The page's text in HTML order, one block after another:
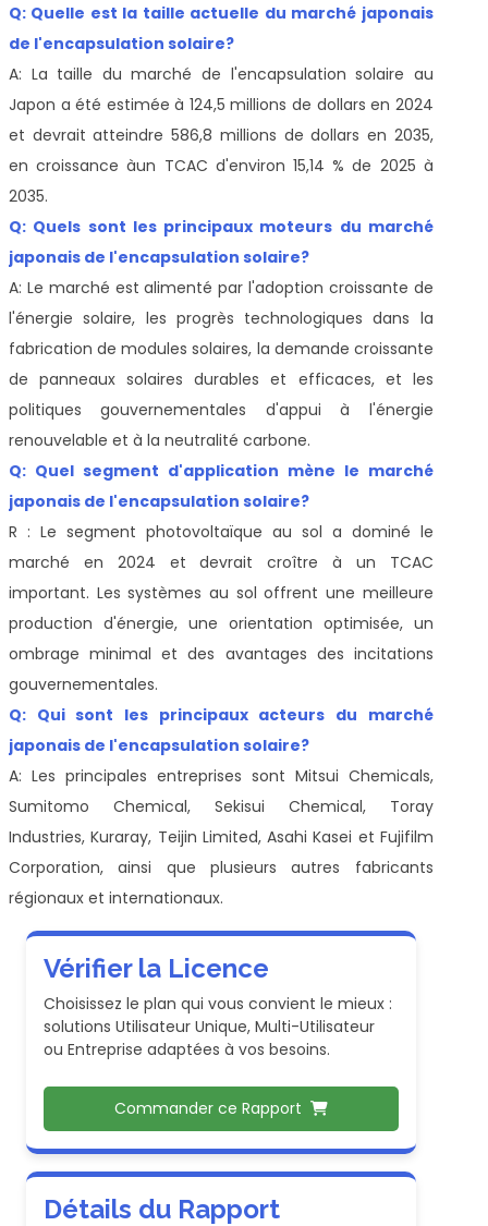
Q: Quelle est la taille actuelle du marché japonais
de l'encapsulation solaire?
A: La taille du marché de l'encapsulation solaire au
Japon a été estimée à 124,5 millions de dollars en 2024
et devrait atteindre 586,8 millions de dollars en 2035,
en croissance àun TCAC d'environ 15,14 % de 2025 à
2035.
Q: Quels sont les principaux moteurs du marché
japonais de l'encapsulation solaire?
A: Le marché est alimenté par l'adoption croissante de
l'énergie solaire, les progrès technologiques dans la
fabrication de modules solaires, la demande croissante
de panneaux solaires durables et efficaces, et les
politiques gouvernementales d'appui à l'énergie
renouvelable et à la neutralité carbone.
Q: Quel segment d'application mène le marché
japonais de l'encapsulation solaire?
R : Le segment photovoltaïque au sol a dominé le
marché en 2024 et devrait croître à un TCAC
important. Les systèmes au sol offrent une meilleure
production d'énergie, une orientation optimisée, un
ombrage minimal et des avantages des incitations
gouvernementales.
Q: Qui sont les principaux acteurs du marché
japonais de l'encapsulation solaire?
A: Les principales entreprises sont Mitsui Chemicals,
Sumitomo Chemical, Sekisui Chemical, Toray
Industries, Kuraray, Teijin Limited, Asahi Kasei et Fujifilm
Corporation, ainsi que plusieurs autres fabricants
régionaux et internationaux.
Vérifier la Licence
Choisissez le plan qui vous convient le mieux :
solutions Utilisateur Unique, Multi-Utilisateur
ou Entreprise adaptées à vos besoins.
Commander ce Rapport
Détails du Rapport